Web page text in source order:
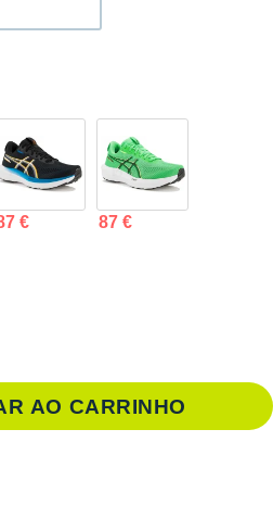
€ 87 €
AO CARRINHO